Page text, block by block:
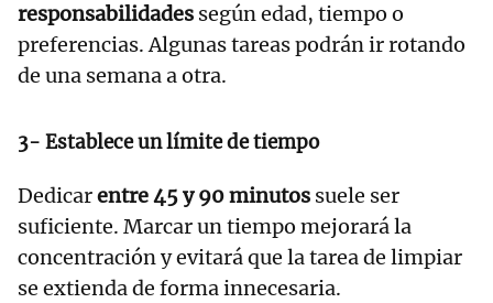
responsabilidades según edad, tiempo o
preferencias. Algunas tareas podrán ir rotando
de una semana a otra.
3- Establece un límite de tiempo
Dedicarentre 45 y 90 minutos suele ser
suficiente. Marcar un tiempo mejorará la
concentración y evitará que la tarea de limpiar
se extienda de forma innecesaria.